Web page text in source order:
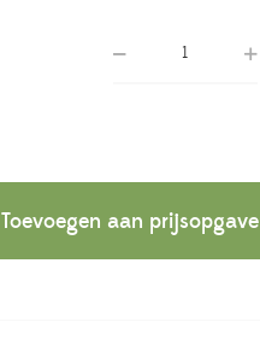
Toevoegen aan prijsopgave